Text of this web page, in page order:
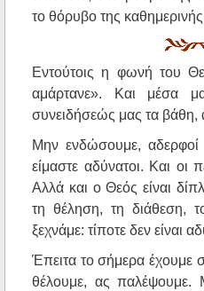
το θόρυβο της
Εντούτοις η φωνή του
αμάρτανε». Και μέσα
συνειδήσεώς μας τα βάθη,
Μην ενδώσουμε,
είμαστε αδύνατοι. Και οι
Αλλά και ο Θεός είναι
τη θέληση, τη διάθεση,
ξεχνάμε: τίποτε δεν είναι
Έπειτα το σήμερα
θέλουμε, ας παλέψουμε.